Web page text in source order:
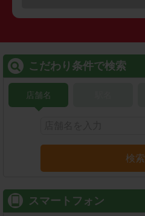
こだわり条件で検索
店舗名
検索
スマートフォン